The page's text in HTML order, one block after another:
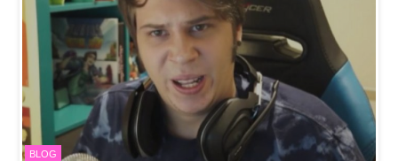
BLOG